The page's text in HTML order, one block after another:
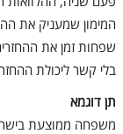
המימון שמעניק את
שפחות זמן את
בלי קשר ליכולת
תן דוגמא
משפחה ממוצעת בישראל